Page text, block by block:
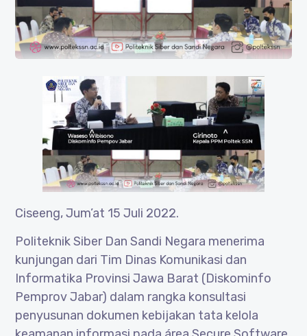
Ciseeng, Jum’at 15 Juli 2022.
Politeknik Siber Dan Sandi Negara menerima
kunjungan dari Tim Dinas Komunikasi dan
Informatika Provinsi Jawa Barat (Diskominfo
Pemprov Jabar) dalam rangka konsultasi
penyusunan dokumen kebijakan tata kelola